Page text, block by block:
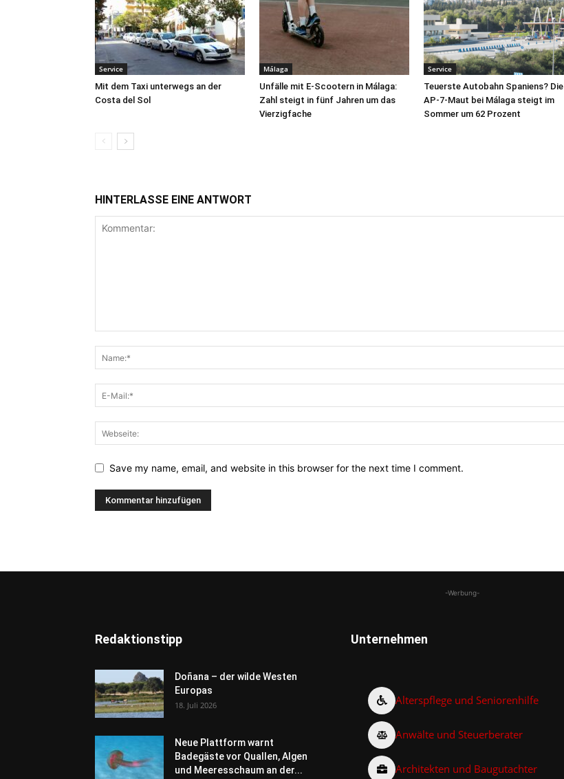
Service
Mit dem Taxi unterwegs an der
Costa del Sol
Málaga
Unfälle mit E-Scootern in Málaga:
Zahl steigt in fünf Jahren um das
Vierzigfache
Service
Teuerste Autobahn Spaniens? Die
AP-7-Maut bei Málaga steigt im
Sommer um 62 Prozent
HINTERLASSE EINE ANTWORT
Save my name, email, and website in this browser for the next time I comment.
-Werbung-
Redaktionstipp
Doñana – der wilde Westen
Europas
18. Juli 2026
Neue Plattform warnt
Badegäste vor Quallen, Algen
und Meeresschaum an der...
Unternehmen
Alterspflege und Seniorenhilfe
Anwälte und Steuerberater
Architekten und Baugutachter